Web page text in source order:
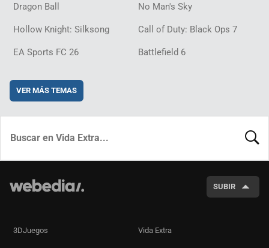
Dragon Ball No Man's Sky
Hollow Knight: Silksong Call of Duty: Black Ops 7
EA Sports FC 26 Battlefield 6
VER MÁS TEMAS
SUBIR
3DJuegos Vida Extra